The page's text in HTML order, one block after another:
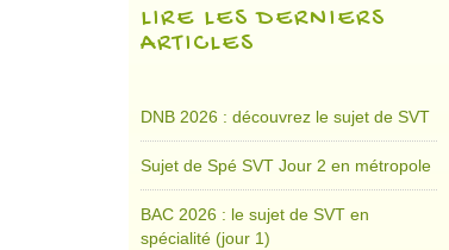
LIRE LES DERNIERS
ARTICLES
DNB 2026 : découvrez le sujet de SVT
Sujet de Spé SVT Jour 2 en métropole
BAC 2026 : le sujet de SVT en
spécialité (jour 1)